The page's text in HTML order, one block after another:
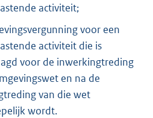
activiteit;
voor een
activiteit die is
voor de inwerkingtreding
en na de
van die wet
wordt.